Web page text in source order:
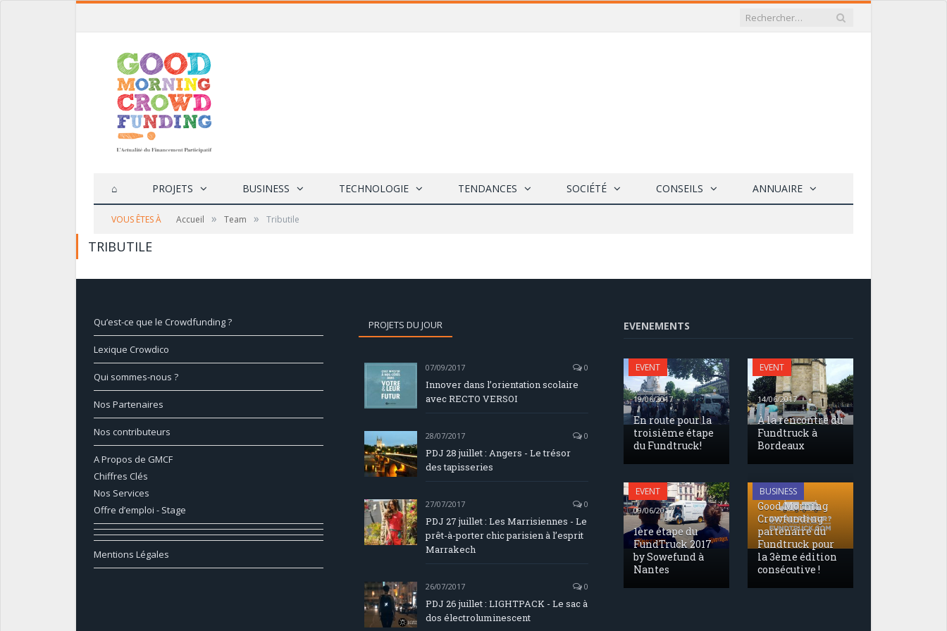
⌂ PROJETS BUSINESS TECHNOLOGIE TENDANCES SOCIÉTÉ CONSEILS ANNUAIRE
VOUS ÊTES À Accueil » Team » Tributile
TRIBUTILE
Qu’est-ce que le Crowdfunding ?
Lexique Crowdico
Qui sommes-nous ?
Nos Partenaires
Nos contributeurs
A Propos de GMCF
Chiffres Clés
Nos Services
Offre d’emploi - Stage
Mentions Légales
PROJETS DU JOUR
07/09/2017 0
Innover dans l’orientation scolaire
avec RECTO VERSOI
28/07/2017 0
PDJ 28 juillet : Angers - Le trésor
des tapisseries
27/07/2017 0
PDJ 27 juillet : Les Marrisiennes - Le
prêt-à-porter chic parisien à l’esprit
Marrakech
26/07/2017 0
PDJ 26 juillet : LIGHTPACK - Le sac à
dos électroluminescent
EVENEMENTS
EVENT
19/06/2017
En route pour la
troisième étape
du Fundtruck!
EVENT
14/06/2017
À la rencontre du
Fundtruck à
Bordeaux
EVENT
09/06/2017
1ère étape du
FundTruck 2017
by Sowefund à
Nantes
BUSINESS
17/05/2017
Good Morning
Crowfunding
partenaire du
Fundtruck pour
la 3ème édition
consécutive !